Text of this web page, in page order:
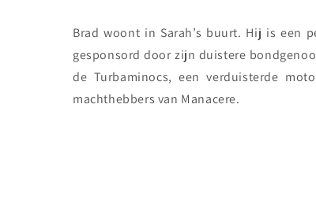
Brad woont in Sarah’s buurt. Hij is een
gesponsord door zijn duistere
de Turbaminocs, een verduisterde
machthebbers van Manacere.